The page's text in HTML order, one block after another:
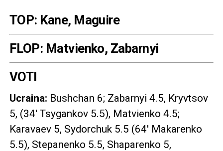
TOP: Kane, Maguire
FLOP: Matvienko, Zabarnyi
VOTI
Ucraina: Bushchan 6; Zabarnyi 4.5, Kryvtsov
5, (34′ Tsygankov 5.5), Matvienko 4.5;
Karavaev 5, Sydorchuk 5.5 (64′ Makarenko
5.5), Stepanenko 5.5, Shaparenko 5,